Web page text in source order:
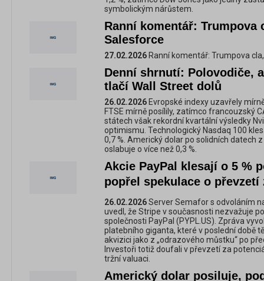
symbolickým nárůstem.
Ranní komentář: Trumpova
Salesforce
27.02.2026 Ranní komentář: Trumpova
Denní shrnutí: Polovodiče,
tlačí Wall Street dolů
26.02.2026 Evropské indexy uzavřely
FTSE mírně posílily, zatímco francouzský
státech však rekordní kvartální výsledky
optimismu. Technologický Nasdaq 100
0,7 %. Americký dolar po solidních datech
oslabuje o více než 0,3 %.
Akcie PayPal klesají o 5 %
popřel spekulace o převzetí
26.02.2026Server Semafor s odvoláním
uvedl, že Stripe v současnosti nezvažuje
společnosti PayPal (PYPL.US). Zpráva
platebního giganta, které v poslední době
akvizici jako z „odrazového můstku“ po
Investoři totiž doufali v převzetí za
tržní valuaci.
Americký dolar posiluje,